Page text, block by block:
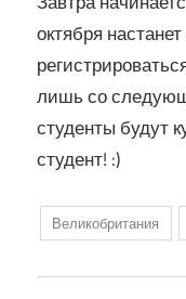
октября
лишь со
студенты будут
студент! :)
Великобритания